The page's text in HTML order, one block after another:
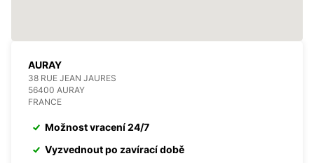
AURAY
38 RUE JEAN JAURES
56400 AURAY
FRANCE
Možnost vracení 24/7
Vyzvednout po zavírací době